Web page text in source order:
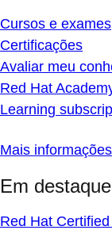
Cursos e exames
Certificações
Avaliar meu
Red Hat
Learning
Mais informações
Em destaque
Red Hat